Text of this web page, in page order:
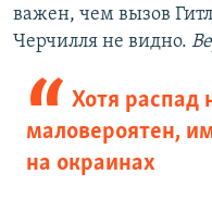
важен, чем вызов
Черчилля не видно.
Хотя распад
маловероятен,
на окраинах